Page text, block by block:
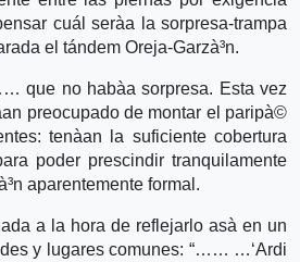
cuál serà­a la sorpresa-trampa
el tándem Oreja-Garzà³n.
que no habà­a sorpresa. Esta vez
preocupado de montar el paripà©
tenà­an la suficiente cobertura
poder prescindir tranquilamente
aparentemente formal.
a la hora de reflejarlo asà­ en un
y lugares comunes: “…… …‘Ardi